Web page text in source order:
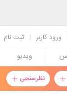
ثبت نام | ورود کاربر
ویدیو
نظرسنجی